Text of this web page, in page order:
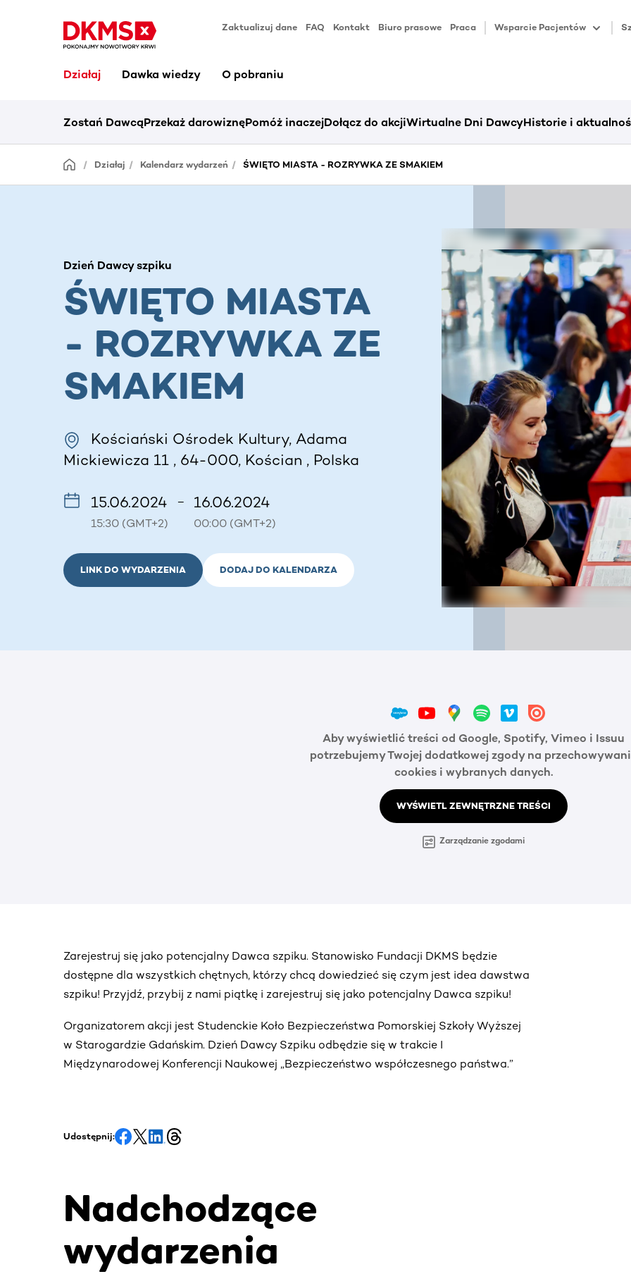
Zaktualizuj dane FAQ Kontakt Biuro prasowe Praca Wsparcie Pacjentów
Działaj Dawka wiedzy O pobraniu
Zostań DawcąPrzekaż darowiznęPomóż inaczejDołącz do akcjiWirtualne Dni DawcyHistorie i
Działaj Kalendarz wydarzeń ŚWIĘTO MIASTA - ROZRYWKA ZE SMAKIEM
Dzień Dawcy szpiku
ŚWIĘTO MIASTA
- ROZRYWKA ZE
SMAKIEM
Kościański Ośrodek Kultury, Adama
Mickiewicza 11 , 64-000, Kościan , Polska
15.06.2024
15:30 (GMT+2)
– 16.06.2024
00:00 (GMT+2)
LINK DO WYDARZENIA DODAJ DO KALENDARZA
Aby wyświetlić treści od Google, Spotify, Vimeo i Issuu
potrzebujemy Twojej dodatkowej zgody na
cookies i wybranych danych.
WYŚWIETL ZEWNĘTRZNE TREŚCI
Zarządzanie zgodami
Zarejestruj się jako potencjalny Dawca szpiku. Stanowisko Fundacji DKMS będzie
dostępne dla wszystkich chętnych, którzy chcą dowiedzieć się czym jest idea dawstwa
szpiku! Przyjdź, przybij z nami piątkę i zarejestruj się jako potencjalny Dawca szpiku!
Organizatorem akcji jest Studenckie Koło Bezpieczeństwa Pomorskiej Szkoły Wyższej
w Starogardzie Gdańskim. Dzień Dawcy Szpiku odbędzie się w trakcie I
Międzynarodowej Konferencji Naukowej „Bezpieczeństwo współczesnego państwa.”
Udostępnij:
Nadchodzące
wydarzenia